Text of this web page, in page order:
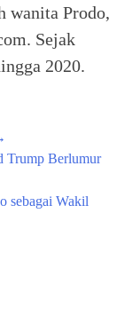
wanita Prodo,
Sejak
2020.
Trump Berlumur
sebagai Wakil